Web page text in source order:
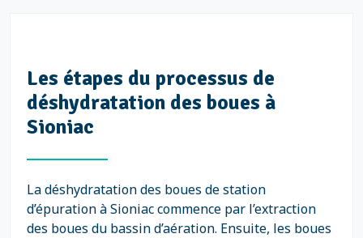
Les étapes du processus de
déshydratation des boues à
Sioniac
La déshydratation des boues de station
d’épuration à Sioniac commence par l’extraction
des boues du bassin d’aération. Ensuite, les boues